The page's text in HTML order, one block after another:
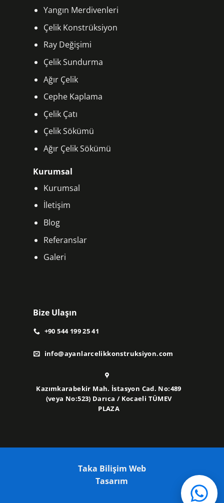
Yangın Merdivenleri
Çelik Konstrüksiyon
Ray Değişimi
Çelik Sundurma
Ağır Çelik
Cephe Kaplama
Çelik Çatı
Çelik Sökümü
Ağır Çelik Sökümü
Kurumsal
Kurumsal
İletişim
Blog
Referanslar
Galeri
Bize Ulaşın
+90 544 199 25 41
info@ayanlarcelikkonstruksiyon.com
Kazımkarabekir Mah. İstasyon Cad. No:489
(veya No:523) Darıca / Kocaeli TÜMEV
PLAZA
Taka Bilişim Web
Tasarım